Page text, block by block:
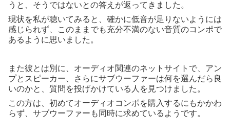
うと、そうではないとの答えが返ってきました。
現状を私が聴いてみると、確かに低音が足りないようには
感じられず、このままでも充分不満のない音質のコンポで
あるように思いました。
また彼とは別に、オーディオ関連のネットサイトで、アン
プとスピーカー、さらにサブウーファーは何を選んだら良
いのかと、質問を投げかけている人を見つけました。
この方は、初めてオーディオコンポを購入するにもかかわ
らず、サブウーファーも同時に求めているようです。